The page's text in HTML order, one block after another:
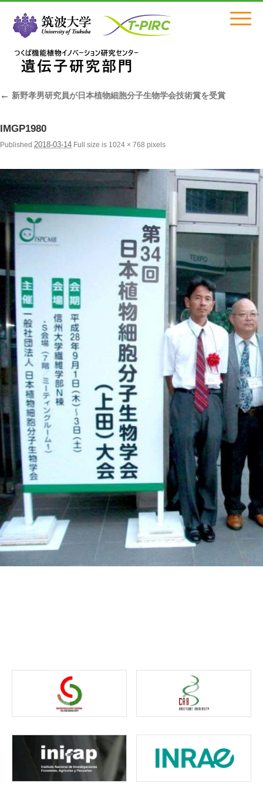
Click
← 新野孝男研究員が日本植物細胞分子生物学会技術賞を受賞
IMGP1980
Published 2018-03-14 Full size is 1024 × 768 pixels